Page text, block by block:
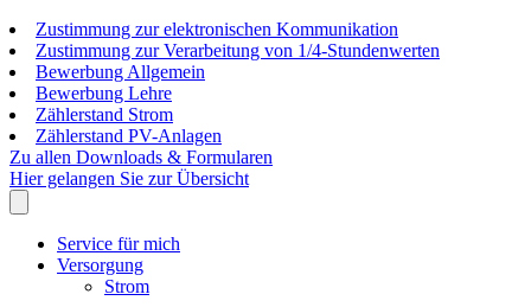
Zustimmung zur elektronischen Kommunikation
Zustimmung zur Verarbeitung von 1/4-Stundenwerten
Bewerbung Allgemein
Bewerbung Lehre
Zählerstand Strom
Zählerstand PV-Anlagen
Zu allen Downloads & Formularen
Hier gelangen Sie zur Übersicht
Service für mich
Versorgung
Strom